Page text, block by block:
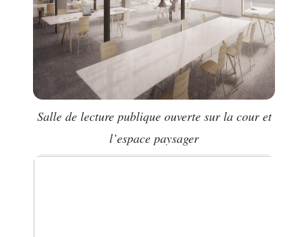
Salle de lecture publique ouverte sur la cour et
l’espace paysager